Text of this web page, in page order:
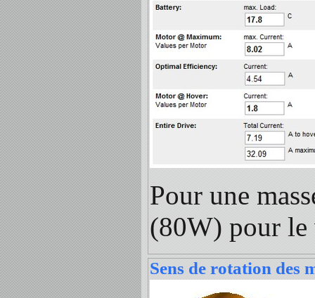
Pour une
(80W) pour
Sens de rotation des